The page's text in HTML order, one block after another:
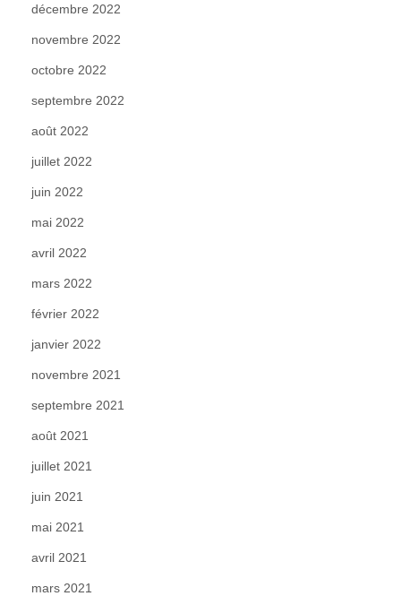
décembre 2022
novembre 2022
octobre 2022
septembre 2022
août 2022
juillet 2022
juin 2022
mai 2022
avril 2022
mars 2022
février 2022
janvier 2022
novembre 2021
septembre 2021
août 2021
juillet 2021
juin 2021
mai 2021
avril 2021
mars 2021